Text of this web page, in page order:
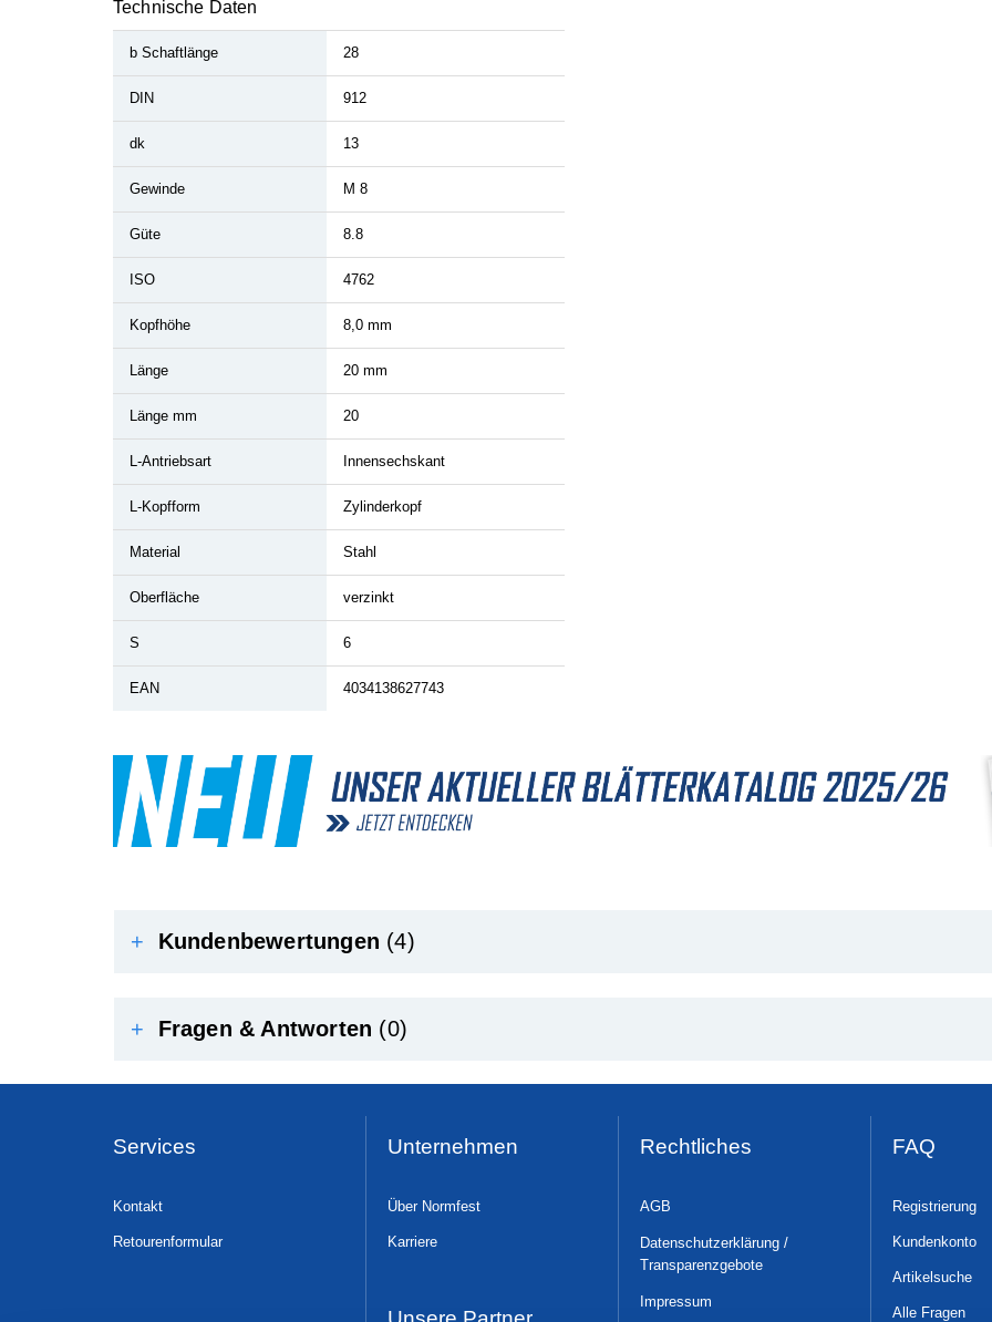
Technische Daten
b Schaftlänge 28
DIN 912
dk 13
Gewinde M 8
Güte 8.8
ISO 4762
Kopfhöhe 8,0 mm
Länge 20 mm
Länge mm 20
L-Antriebsart Innensechskant
L-Kopfform Zylinderkopf
Material Stahl
Oberfläche verzinkt
S 6
EAN 4034138627743
+ Kundenbewertungen (4)
+ Fragen & Antworten (0)
Services
Kontakt
Retourenformular
Unternehmen
Über Normfest
Karriere
Rechtliches
AGB
Datenschutzerklärung /
Transparenzgebote
Impressum
FAQ
Registrierung
Kundenkonto
Artikelsuche
Alle Fragen